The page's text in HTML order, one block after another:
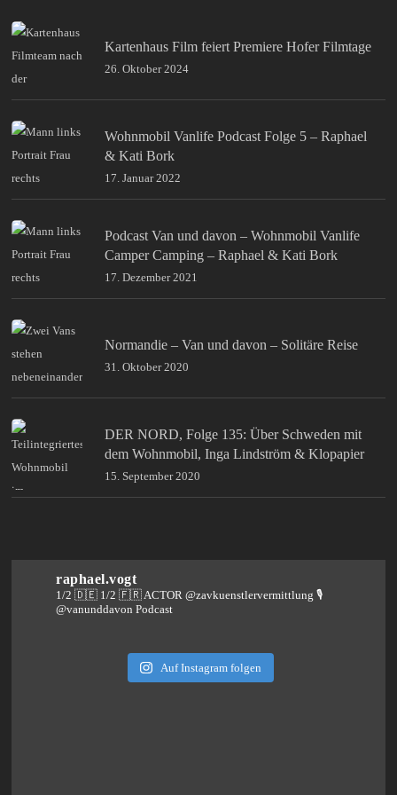
Kartenhaus Film feiert Premiere Hofer Filmtage
26. Oktober 2024
Wohnmobil Vanlife Podcast Folge 5 – Raphael
& Kati Bork
17. Januar 2022
Podcast Van und davon – Wohnmobil Vanlife
Camper Camping – Raphael & Kati Bork
17. Dezember 2021
Normandie – Van und davon – Solitäre Reise
31. Oktober 2020
DER NORD, Folge 135: Über Schweden mit
dem Wohnmobil, Inga Lindström & Klopapier
15. September 2020
raphael.vogt
1/2 🇩🇪 1/2 🇫🇷 ACTOR @zavkuenstlervermittlung🎙️
@vanunddavon Podcast
Auf Instagram folgen